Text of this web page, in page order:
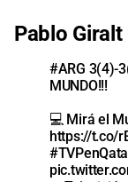
Pablo Giralt
#ARG 3(4)-
MUNDO!!!
💻 Mirá el
https://t.co/